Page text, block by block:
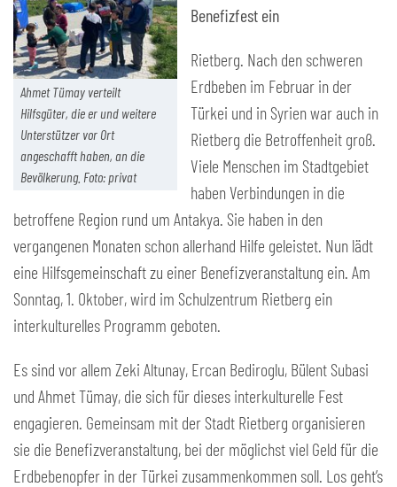
Ahmet Tümay verteilt
Hilfsgüter, die er und weitere
Unterstützer vor Ort
angeschafft haben, an die
Bevölkerung. Foto: privat
Benefizfest ein
Rietberg. Nach den schweren
Erdbeben im Februar in der
Türkei und in Syrien war auch in
Rietberg die Betroffenheit groß.
Viele Menschen im Stadtgebiet
haben Verbindungen in die
betroffene Region rund um Antakya. Sie haben in den
vergangenen Monaten schon allerhand Hilfe geleistet. Nun lädt
eine Hilfsgemeinschaft zu einer Benefizveranstaltung ein. Am
Sonntag, 1. Oktober, wird im Schulzentrum Rietberg ein
interkulturelles Programm geboten.
Es sind vor allem Zeki Altunay, Ercan Bediroglu, Bülent Subasi
und Ahmet Tümay, die sich für dieses interkulturelle Fest
engagieren. Gemeinsam mit der Stadt Rietberg organisieren
sie die Benefizveranstaltung, bei der möglichst viel Geld für die
Erdbebenopfer in der Türkei zusammenkommen soll. Los geht’s